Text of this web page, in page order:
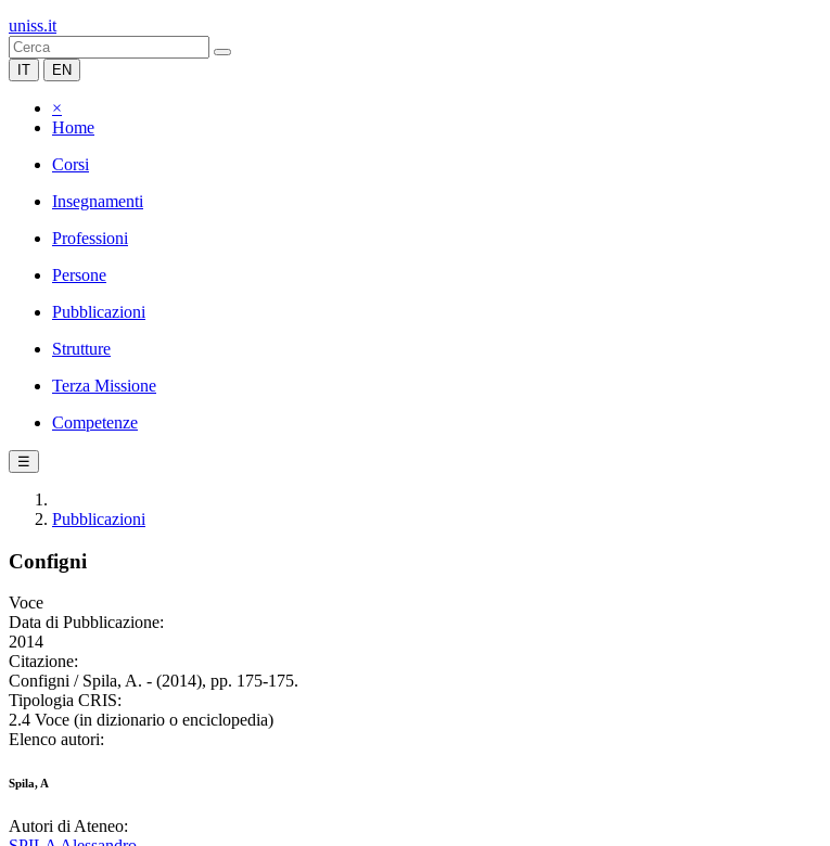
uniss.it
IT EN
×
Home
Corsi
Insegnamenti
Professioni
Persone
Pubblicazioni
Strutture
Terza Missione
Competenze
☰
Pubblicazioni
Configni
Voce
Data di Pubblicazione:
2014
Citazione:
Configni / Spila, A. - (2014), pp. 175-175.
Tipologia CRIS:
2.4 Voce (in dizionario o enciclopedia)
Elenco autori:
Spila, A
Autori di Ateneo: